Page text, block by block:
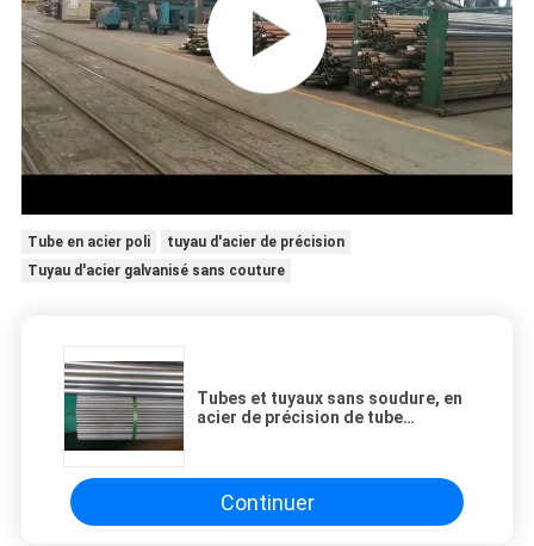
Tube en acier poli
tuyau d'acier de précision
Tuyau d'acier galvanisé sans couture
Tubes et tuyaux sans soudure, en
acier de précision de tube
Continuer